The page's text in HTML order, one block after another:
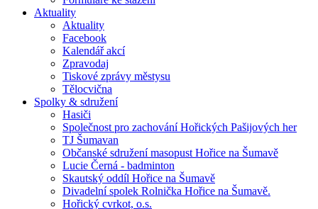
Aktuality
Aktuality
Facebook
Kalendář akcí
Zpravodaj
Tiskové zprávy městysu
Tělocvična
Spolky & sdružení
Hasiči
Společnost pro zachování Hořických Pašijových her
TJ Šumavan
Občanské sdružení masopust Hořice na Šumavě
Lucie Černá - badminton
Skautský oddíl Hořice na Šumavě
Divadelní spolek Rolnička Hořice na Šumavě.
Hořický cvrkot, o.s.